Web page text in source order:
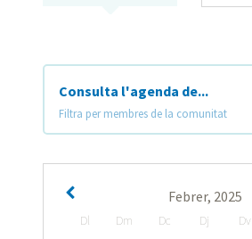
Consulta l'agenda de...
Filtra per membres de la comunitat
Febrer, 2025
Dl Dm Dc Dj Dv